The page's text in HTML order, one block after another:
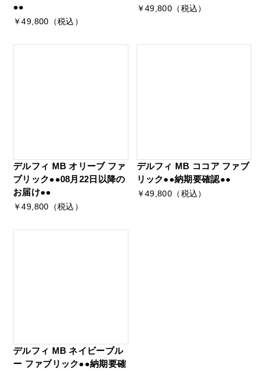
●●
￥49,800（税込）
￥49,800（税込）
デルフィ MB オリーブ ファ
ブリック●●08月22日以降の
お届け●●
￥49,800（税込）
デルフィ MB ココア ファブ
リック●●納期要確認●●
￥49,800（税込）
デルフィ MB ネイビーブル
ー ファブリック●●納期要確